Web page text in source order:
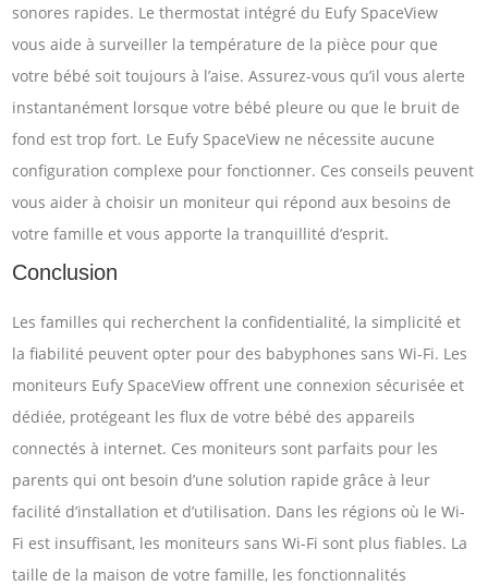
sonores rapides. Le thermostat intégré du Eufy SpaceView
vous aide à surveiller la température de la pièce pour que
votre bébé soit toujours à l’aise. Assurez-vous qu’il vous alerte
instantanément lorsque votre bébé pleure ou que le bruit de
fond est trop fort. Le Eufy SpaceView ne nécessite aucune
configuration complexe pour fonctionner. Ces conseils peuvent
vous aider à choisir un moniteur qui répond aux besoins de
votre famille et vous apporte la tranquillité d’esprit.
Conclusion
Les familles qui recherchent la confidentialité, la simplicité et
la fiabilité peuvent opter pour des babyphones sans Wi-Fi. Les
moniteurs Eufy SpaceView offrent une connexion sécurisée et
dédiée, protégeant les flux de votre bébé des appareils
connectés à internet. Ces moniteurs sont parfaits pour les
parents qui ont besoin d’une solution rapide grâce à leur
facilité d’installation et d’utilisation. Dans les régions où le Wi-
Fi est insuffisant, les moniteurs sans Wi-Fi sont plus fiables. La
taille de la maison de votre famille, les fonctionnalités